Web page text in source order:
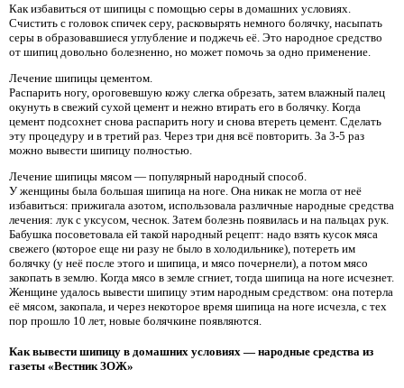
Как избавиться от шипицы с помощью серы в домашних условиях.
Счистить с головок спичек серу, расковырять немного болячку, насыпать
серы в образовавшиеся углубление и поджечь её. Это народное средство
от шипиц довольно болезненно, но может помочь за одно применение.
Лечение шипицы цементом.
Распарить ногу, ороговевшую кожу слегка обрезать, затем влажный палец
окунуть в свежий сухой цемент и нежно втирать его в болячку. Когда
цемент подсохнет снова распарить ногу и снова втереть цемент. Сделать
эту процедуру и в третий раз. Через три дня всё повторить. За 3-5 раз
можно вывести шипицу полностью.
Лечение шипицы мясом — популярный народный способ.
У женщины была большая шипица на ноге. Она никак не могла от неё
избавиться: прижигала азотом, использовала различные народные средства
лечения: лук с уксусом, чеснок. Затем болезнь появилась и на пальцах рук.
Бабушка посоветовала ей такой народный рецепт: надо взять кусок мяса
свежего (которое еще ни разу не было в холодильнике), потереть им
болячку (у неё после этого и шипица, и мясо почернели), а потом мясо
закопать в землю. Когда мясо в земле сгниет, тогда шипица на ноге исчезнет.
Женщине удалось вывести шипицу этим народным средством: она потерла
её мясом, закопала, и через некоторое время шипица на ноге исчезла, с тех
пор прошло 10 лет, новые болячкине появляются.
Как вывести шипицу в домашних условиях — народные средства из
газеты «Вестник ЗОЖ»